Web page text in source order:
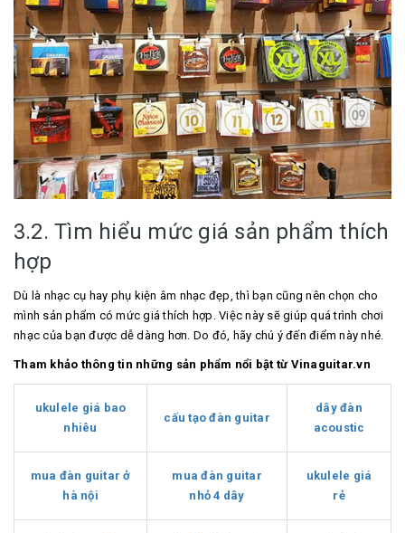
3.2. Tìm hiểu mức giá sản phẩm thích
hợp
Dù là nhạc cụ hay phụ kiện âm nhạc đẹp, thì bạn cũng nên chọn cho
mình sản phẩm có mức giá thích hợp. Việc này sẽ giúp quá trình chơi
nhạc của bạn được dễ dàng hơn. Do đó, hãy chú ý đến điểm này nhé.
Tham khảo thông tin những sản phẩm nổi bật từ Vinaguitar.vn
ukulele giá bao
nhiêu
cấu tạo đàn guitar
dây đàn
acoustic
mua đàn guitar ở
hà nội
mua đàn guitar
nhỏ 4 dây
ukulele giá
rẻ